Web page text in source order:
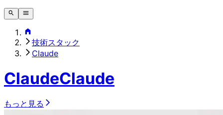
技術スタック
Claude
ClaudeClaude
もっと見る